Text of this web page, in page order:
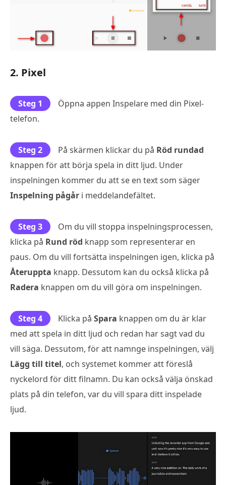
2. Pixel
Steg 1
Öppna appen Inspelare med din Pixel-
telefon.
Steg 2 På skärmen klickar du på Röd rundad
knappen för att börja spela in ditt ljud. Under
inspelningen kommer du att se en text som säger
Inspelning pågår i meddelandefältet.
Steg 3
Om du vill stoppa inspelningsprocessen,
klicka på Rund röd knapp som representerar en
paus. Om du vill fortsätta inspelningen igen, klicka på
Återuppta knapp. Dessutom kan du också klicka på
Radera knappen om du vill göra om inspelningen.
Steg 4 Klicka på Spara knappen om du är klar
med att spela in ditt ljud och redan har sagt vad du
vill säga. Dessutom, för att namnge inspelningen, välj
Lägg till titel, och systemet kommer att föreslå
nyckelord för ditt filnamn. Du kan också välja önskad
plats på din telefon, var du vill spara ditt inspelade
ljud.